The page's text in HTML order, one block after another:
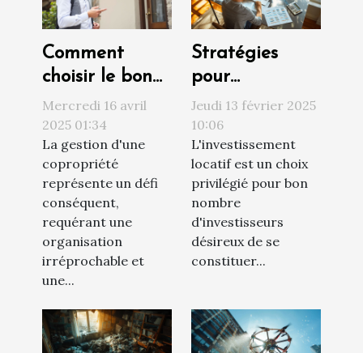
Comment
choisir le bon
syndic de
copropriété
pour une
gestion
efficace
Mercredi 16 avril
2025 01:34
La gestion d'une
copropriété
représente un défi
conséquent,
requérant une
organisation
irréprochable et
une...
Stratégies
pour
augmenter la
rentabilité de
votre
investissement
locatif
Jeudi 13 février 2025
10:06
L'investissement
locatif est un choix
privilégié pour bon
nombre
d'investisseurs
désireux de se
constituer...